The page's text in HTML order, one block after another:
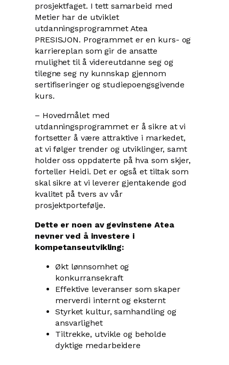
prosjektfaget. I tett samarbeid med
Metier har de utviklet
utdanningsprogrammet Atea
PRESISJON. Programmet er en kurs- og
karriereplan som gir de ansatte
mulighet til å videreutdanne seg og
tilegne seg ny kunnskap gjennom
sertifiseringer og studiepoengsgivende
kurs.
– Hovedmålet med
utdanningsprogrammet er å sikre at vi
fortsetter å være attraktive i markedet,
at vi følger trender og utviklinger, samt
holder oss oppdaterte på hva som skjer,
forteller Heidi. Det er også et tiltak som
skal sikre at vi leverer gjentakende god
kvalitet på tvers av vår
prosjektportefølje.
Dette er noen av gevinstene Atea
nevner ved å investere i
kompetanseutvikling:
Økt lønnsomhet og
konkurransekraft
Effektive leveranser som skaper
merverdi internt og eksternt
Styrket kultur, samhandling og
ansvarlighet
Tiltrekke, utvikle og beholde
dyktige medarbeidere